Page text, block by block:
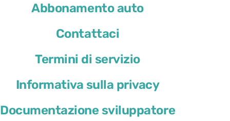
Abbonamento auto
Contattaci
Termini di servizio
Informativa sulla privacy
Documentazione sviluppatore
Cupra Leon Sportstourer